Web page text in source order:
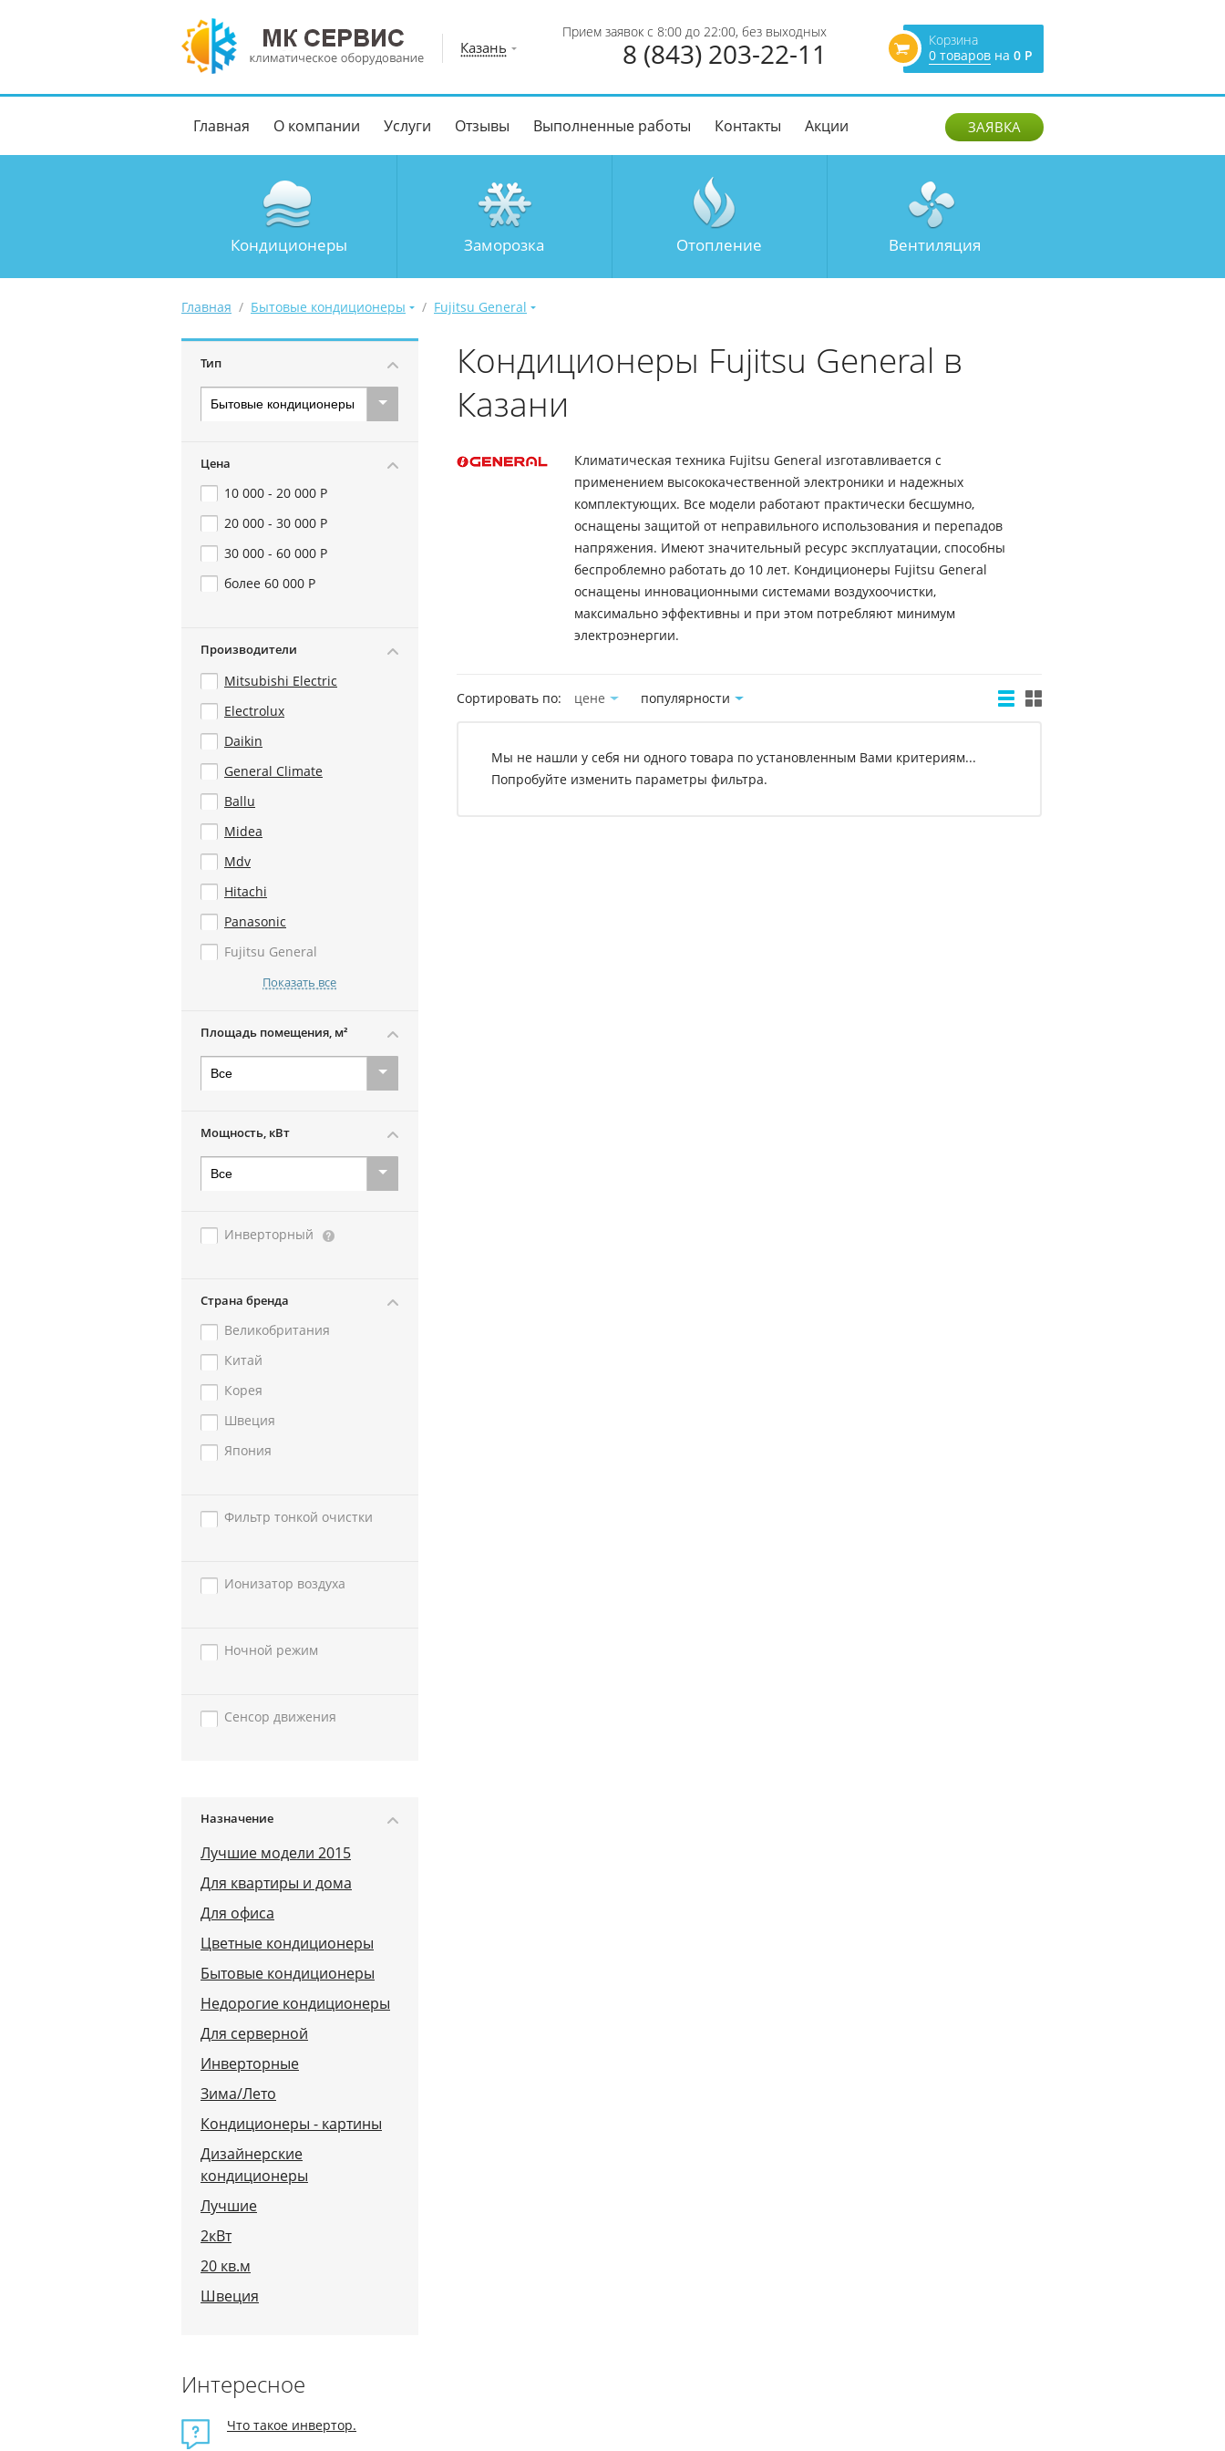
Казань
Прием заявок с 8:00 до 22:00, без выходных
8 (843) 203-22-11
Корзина
0 товаров на 0 Р
Главная О компании Услуги Отзывы Выполненные работы Контакты Акции ЗАЯВКА
Кондиционеры Заморозка Отопление Вентиляция
Главная / Бытовые кондиционеры / Fujitsu General
Тип
Цена
10 000 - 20 000 Р
20 000 - 30 000 Р
30 000 - 60 000 Р
более 60 000 Р
Производители
Mitsubishi Electric
Electrolux
Daikin
General Climate
Ballu
Midea
Mdv
Hitachi
Panasonic
Fujitsu General
Показать все
Площадь помещения, м²
Мощность, кВт
Инверторный
Страна бренда
Великобритания
Китай
Корея
Швеция
Япония
Фильтр тонкой очистки
Ионизатор воздуха
Ночной режим
Сенсор движения
Назначение
Лучшие модели 2015
Для квартиры и дома
Для офиса
Цветные кондиционеры
Бытовые кондиционеры
Недорогие кондиционеры
Для серверной
Инверторные
Зима/Лето
Кондиционеры - картины
Дизайнерские
кондиционеры
Лучшие
2кВт
20 кв.м
Швеция
Интересное
Что такое инвертор.
Кондиционеры Fujitsu General в
Казани
Климатическая техника Fujitsu General изготавливается с
применением высококачественной электроники и надежных
комплектующих. Все модели работают практически бесшумно,
оснащены защитой от неправильного использования и перепадов
напряжения. Имеют значительный ресурс эксплуатации, способны
беспроблемно работать до 10 лет. Кондиционеры Fujitsu General
оснащены инновационными системами воздухоочистки,
максимально эффективны и при этом потребляют минимум
электроэнергии.
Сортировать по: цене популярности
Мы не нашли у себя ни одного товара по установленным Вами критериям...
Попробуйте изменить параметры фильтра.